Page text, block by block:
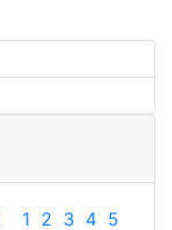
1 2 3 4 5